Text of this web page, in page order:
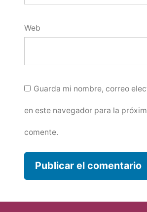
Web
Guarda mi nombre, correo
en este navegador para la
comente.